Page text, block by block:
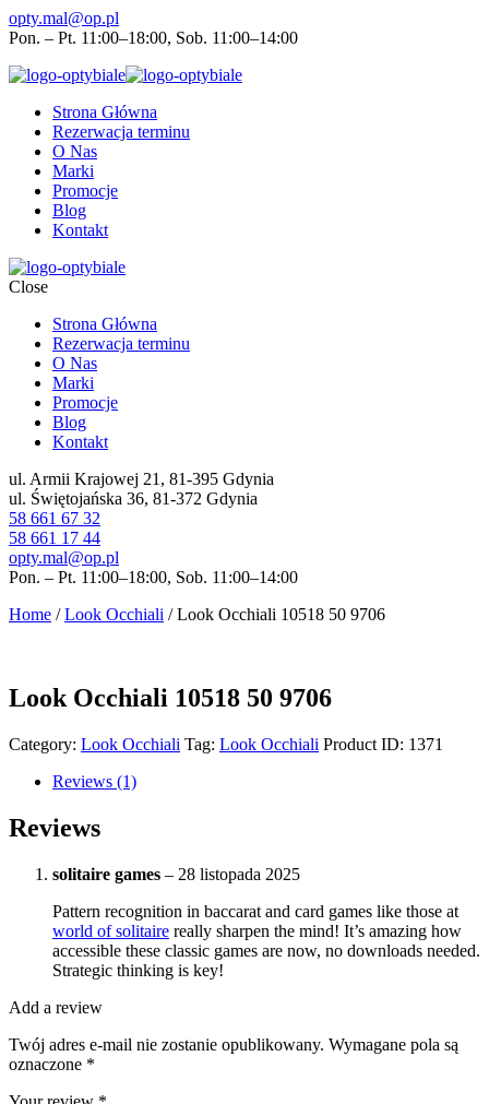
opty.mal@op.pl
Pon. – Pt. 11:00–18:00, Sob. 11:00–14:00
Strona Główna
Rezerwacja terminu
O Nas
Marki
Promocje
Blog
Kontakt
Close
Strona Główna
Rezerwacja terminu
O Nas
Marki
Promocje
Blog
Kontakt
ul. Armii Krajowej 21, 81-395 Gdynia
ul. Świętojańska 36, 81-372 Gdynia
58 661 67 32
58 661 17 44
opty.mal@op.pl
Pon. – Pt. 11:00–18:00, Sob. 11:00–14:00
Home /Look Occhiali / Look Occhiali 10518 50 9706
Look Occhiali 10518 50 9706
Category: Look Occhiali Tag: Look Occhiali Product ID: 1371
Reviews (1)
Reviews
solitaire games – 28 listopada 2025
Pattern recognition in baccarat and card games like those at
world of solitaire really sharpen the mind! It’s amazing how
accessible these classic games are now, no downloads needed.
Strategic thinking is key!
Add a review
Twój adres e-mail nie zostanie opublikowany. Wymagane pola są
oznaczone *